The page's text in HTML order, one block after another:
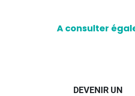
A consulter
DEVENIR UN